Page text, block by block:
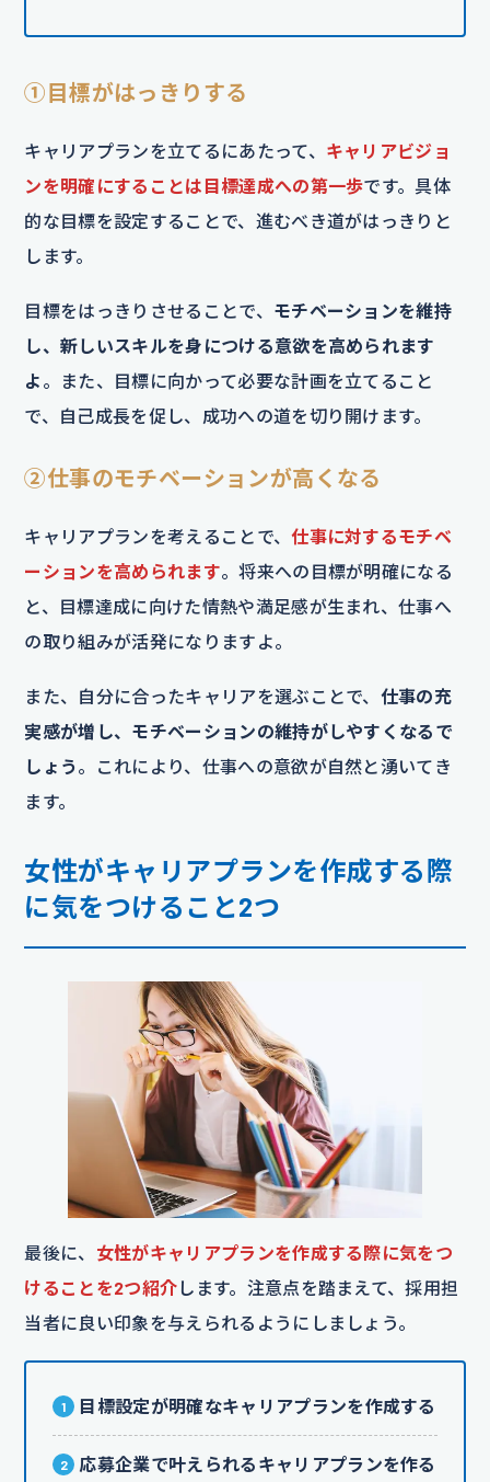
①目標がはっきりする
キャリアプランを立てるにあたって、 キャリアビジョ
ンを明確にすることは目標達成への第一歩です。具体
的な目標を設定することで、進むべき道がはっきりと
します。
目標をはっきりさせることで、 モチベーションを維持
し、新しいスキルを身につける意欲を高められます
よ 。また、目標に向かって必要な計画を立てること
で、自己成長を促し、成功への道を切り開けます。
②仕事のモチベーションが高くなる
キャリアプランを考えることで、仕事に対するモチベ
ーションを高められます。将来への目標が明確になる
と、目標達成に向けた情熱や満足感が生まれ、仕事へ
の取り組みが活発になりますよ。
また、自分に合ったキャリアを選ぶことで、 仕事の充
実感が増し、モチベーションの維持がしやすくなるで
しょう 。これにより、仕事への意欲が自然と湧いてき
ます。
女性がキャリアプランを作成する際
に気をつけること2つ
最後に、 女性がキャリアプランを作成する際に気をつ
けることを2つ紹介 します。注意点を踏まえて、採用担
当者に良い印象を与えられるようにしましょう。
目標設定が明確なキャリアプランを作成する
応募企業で叶えられるキャリアプランを作る